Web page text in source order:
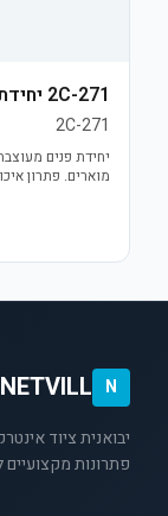
2C-271 יחידת פנים
2C-271
מוארים. פתרון
N
NETVILL
פתרונות מקצועיים